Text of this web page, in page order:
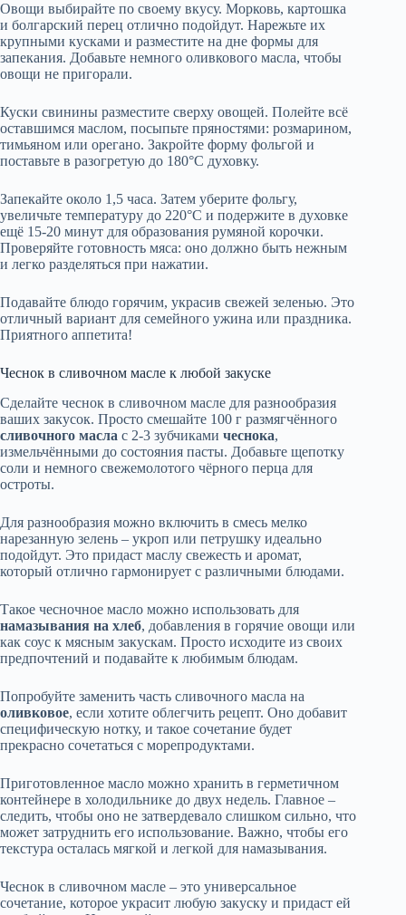
Овощи выбирайте по своему вкусу. Морковь, картошка
и болгарский перец отлично подойдут. Нарежьте их
крупными кусками и разместите на дне формы для
запекания. Добавьте немного оливкового масла, чтобы
овощи не пригорали.
Куски свинины разместите сверху овощей. Полейте всё
оставшимся маслом, посыпьте пряностями: розмарином,
тимьяном или орегано. Закройте форму фольгой и
поставьте в разогретую до 180°C духовку.
Запекайте около 1,5 часа. Затем уберите фольгу,
увеличьте температуру до 220°C и подержите в духовке
ещё 15-20 минут для образования румяной корочки.
Проверяйте готовность мяса: оно должно быть нежным
и легко разделяться при нажатии.
Подавайте блюдо горячим, украсив свежей зеленью. Это
отличный вариант для семейного ужина или праздника.
Приятного аппетита!
Чеснок в сливочном масле к любой закуске
Сделайте чеснок в сливочном масле для разнообразия
ваших закусок. Просто смешайте 100 г размягчённого
сливочного масла с 2-3 зубчиками чеснока,
измельчёнными до состояния пасты. Добавьте щепотку
соли и немного свежемолотого чёрного перца для
остроты.
Для разнообразия можно включить в смесь мелко
нарезанную зелень – укроп или петрушку идеально
подойдут. Это придаст маслу свежесть и аромат,
который отлично гармонирует с различными блюдами.
Такое чесночное масло можно использовать для
намазывания на хлеб, добавления в горячие овощи или
как соус к мясным закускам. Просто исходите из своих
предпочтений и подавайте к любимым блюдам.
Попробуйте заменить часть сливочного масла на
оливковое, если хотите облегчить рецепт. Оно добавит
специфическую нотку, и такое сочетание будет
прекрасно сочетаться с морепродуктами.
Приготовленное масло можно хранить в герметичном
контейнере в холодильнике до двух недель. Главное –
следить, чтобы оно не затвердевало слишком сильно, что
может затруднить его использование. Важно, чтобы его
текстура осталась мягкой и легкой для намазывания.
Чеснок в сливочном масле – это универсальное
сочетание, которое украсит любую закуску и придаст ей